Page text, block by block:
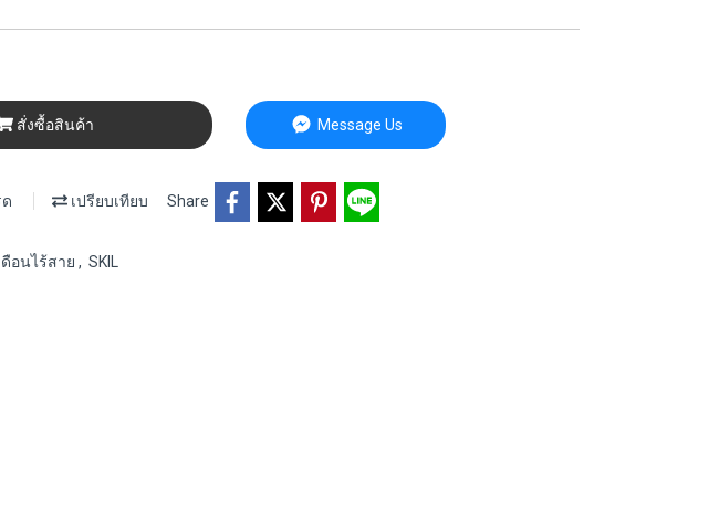
สั่งซื้อสินค้า Message Us
เปรียบเทียบ Share
ดือนไร้สาย , SKIL